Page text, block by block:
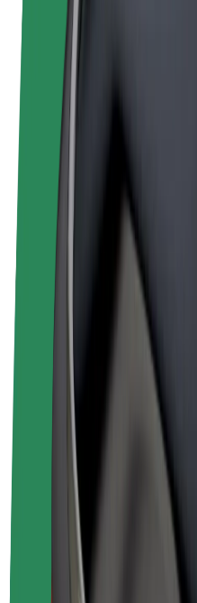
Məhsullar
Elektrikli velosipedlər
Sürücü qazancı
Kuryer qazancı
Françayzinq